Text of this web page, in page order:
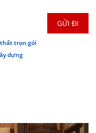
thất trọn gói
dựng